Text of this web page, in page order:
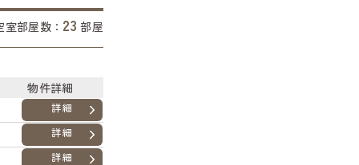
室部屋数： 23 部屋
物件詳細
詳細
詳細
詳細